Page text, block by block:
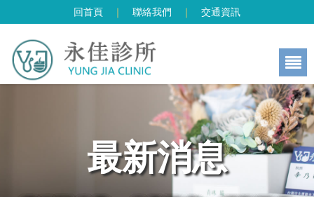
回首頁 ｜ 聯絡我們 ｜ 交通資訊
最新消息